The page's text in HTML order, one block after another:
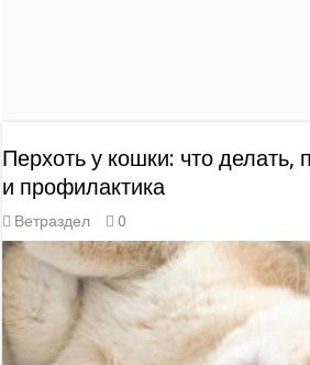
Перхоть у кошки: что делать,
и профилактика
Ветраздел 0